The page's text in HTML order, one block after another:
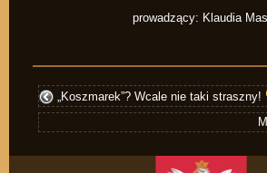
prowadzący: Klaudia
„Koszmarek”? Wcale nie taki straszny!